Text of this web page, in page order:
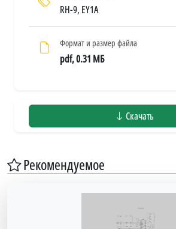
RH-9, EY1A
Формат и размер файла
pdf, 0.31 МБ
Скачать
Рекомендуемое